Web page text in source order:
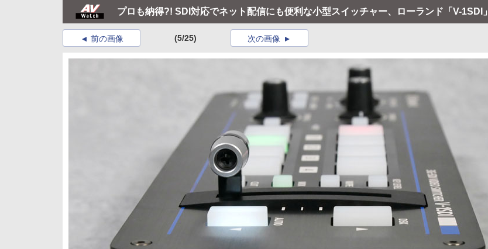
プロも納得?! SDI対応でネット配信にも便利な小型スイッチャー、ローランド「V-1SDI」
前の画像 (5/25) 次の画像